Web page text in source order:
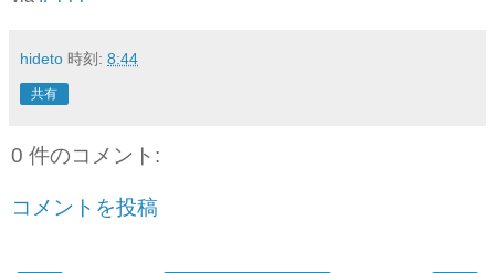
hideto 時刻: 8:44
共有
0 件のコメント:
コメントを投稿